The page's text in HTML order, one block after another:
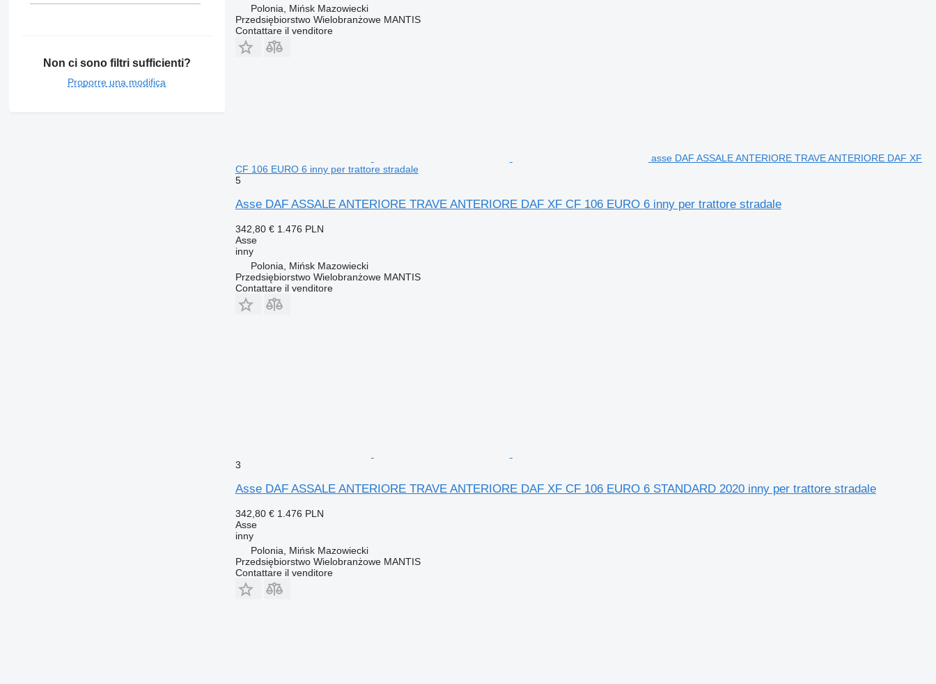
Non ci sono filtri sufficienti?
Proporre una modifica
Polonia, Mińsk Mazowiecki
Przedsiębiorstwo Wielobranżowe MANTIS
Contattare il venditore
asse DAF ASSALE ANTERIORE TRAVE ANTERIORE DAF XF
CF 106 EURO 6 inny per trattore stradale
5
Asse DAF ASSALE ANTERIORE TRAVE ANTERIORE DAF XF CF 106 EURO 6 inny per trattore stradale
342,80 € 1.476 PLN
Asse
inny
Polonia, Mińsk Mazowiecki
Przedsiębiorstwo Wielobranżowe MANTIS
Contattare il venditore
3
Asse DAF ASSALE ANTERIORE TRAVE ANTERIORE DAF XF CF 106 EURO 6 STANDARD 2020 inny per trattore stradale
342,80 € 1.476 PLN
Asse
inny
Polonia, Mińsk Mazowiecki
Przedsiębiorstwo Wielobranżowe MANTIS
Contattare il venditore